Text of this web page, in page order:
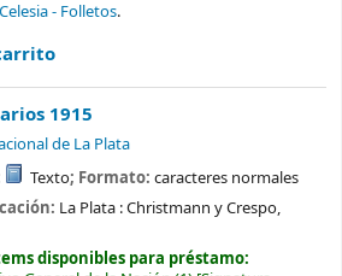
- Folletos.
1915
de La Plata
Texto; Formato:caracteres normales
La Plata :Christmann y Crespo,
disponibles para préstamo: